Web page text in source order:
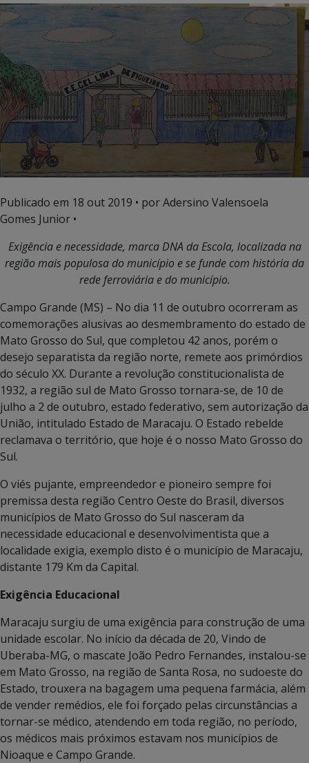
Publicado em 18 out 2019 • por Adersino Valensoela
Gomes Junior •
Exigência e necessidade, marca DNA da Escola, localizada na
região mais populosa do município e se funde com história da
rede ferroviária e do município.
Campo Grande (MS) – No dia 11 de outubro ocorreram as
comemorações alusivas ao desmembramento do estado de
Mato Grosso do Sul, que completou 42 anos, porém o
desejo separatista da região norte, remete aos primórdios
do século XX. Durante a revolução constitucionalista de
1932, a região sul de Mato Grosso tornara-se, de 10 de
julho a 2 de outubro, estado federativo, sem autorização da
União, intitulado Estado de Maracaju. O Estado rebelde
reclamava o território, que hoje é o nosso Mato Grosso do
Sul.
O viés pujante, empreendedor e pioneiro sempre foi
premissa desta região Centro Oeste do Brasil, diversos
municípios de Mato Grosso do Sul nasceram da
necessidade educacional e desenvolvimentista que a
localidade exigia, exemplo disto é o município de Maracaju,
distante 179 Km da Capital.
Exigência Educacional
Maracaju surgiu de uma exigência para construção de uma
unidade escolar. No início da década de 20, Vindo de
Uberaba-MG, o mascate João Pedro Fernandes, instalou-se
em Mato Grosso, na região de Santa Rosa, no sudoeste do
Estado, trouxera na bagagem uma pequena farmácia, além
de vender remédios, ele foi forçado pelas circunstâncias a
tornar-se médico, atendendo em toda região, no período,
os médicos mais próximos estavam nos municípios de
Nioaque e Campo Grande.